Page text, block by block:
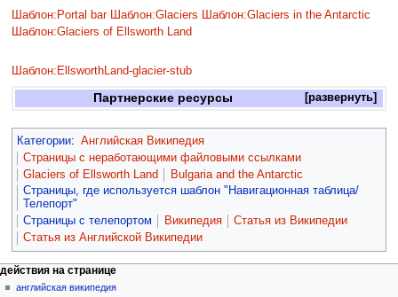
Шаблон:Portal bar Шаблон:Glaciers Шаблон:Glaciers in the Antarctic
Шаблон:Glaciers of Ellsworth Land
Шаблон:EllsworthLand-glacier-stub
Партнерские ресурсы
Категории: Английская Википедия
Страницы с неработающими файловыми ссылками
Glaciers of Ellsworth Land
Bulgaria and the Antarctic
Страницы, где используется шаблон "Навигационная таблица/
Телепорт"
Страницы с телепортом
Википедия
Статья из Википедии
Статья из Английской Википедии
действия на странице
английская википедия